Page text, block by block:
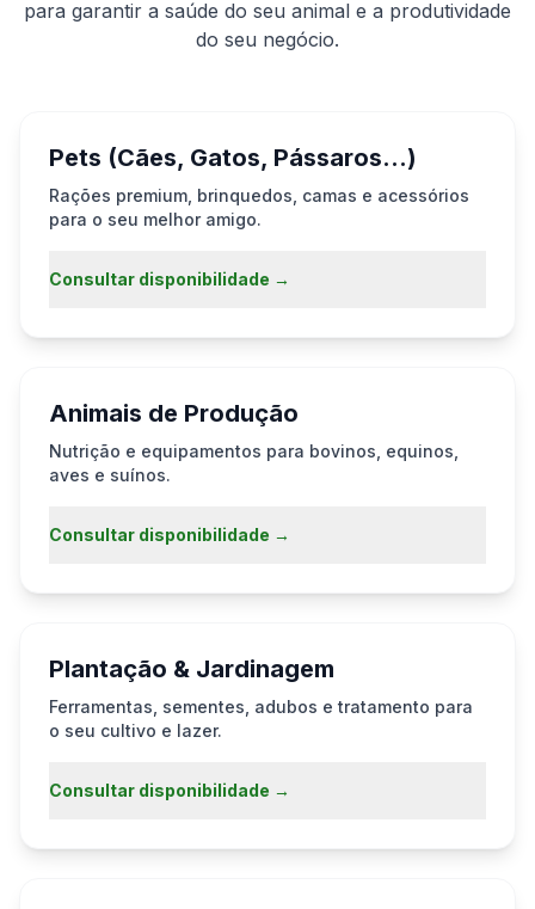
para garantir a saúde do seu animal e a produtividade
do seu negócio.
Pets (Cães, Gatos, Pássaros...)
Rações premium, brinquedos, camas e acessórios
para o seu melhor amigo.
Consultar disponibilidade →
Animais de Produção
Nutrição e equipamentos para bovinos, equinos,
aves e suínos.
Consultar disponibilidade →
Plantação & Jardinagem
Ferramentas, sementes, adubos e tratamento para
o seu cultivo e lazer.
Consultar disponibilidade →